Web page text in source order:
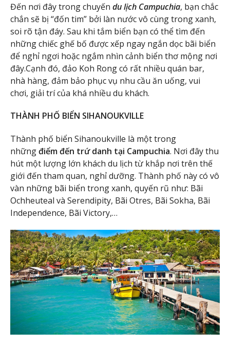
Đến nơi đây trong chuyến du lịch Campuchia, bạn chắc
chắn sẽ bị “đốn tim” bởi làn nước vô cùng trong xanh,
soi rõ tận đáy. Sau khi tắm biển bạn có thể tìm đến
những chiếc ghế bố được xếp ngay ngắn dọc bãi biển
để nghỉ ngơi hoặc ngắm nhìn cảnh biển thơ mộng nơi
đây.Cạnh đó, đảo Koh Rong có rất nhiều quán bar,
nhà hàng, đảm bảo phục vụ nhu cầu ăn uống, vui
chơi, giải trí của khá nhiều du khách.
THÀNH PHỐ BIỂN SIHANOUKVILLE
Thành phố biển Sihanoukville là một trong
nhữngđiểm đến trứ danh tại Campuchia. Nơi đây thu
hút một lượng lớn khách du lịch từ khắp nơi trên thế
giới đến tham quan, nghỉ dưỡng. Thành phố này có vô
vàn những bãi biển trong xanh, quyến rũ như: Bãi
Ochheuteal và Serendipity, Bãi Otres, Bãi Sokha, Bãi
Independence, Bãi Victory,…